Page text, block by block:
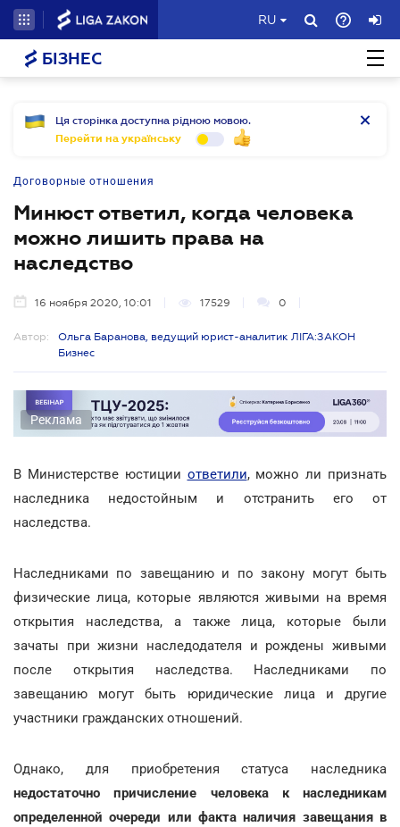
RU
БІЗНЕС
Ця сторінка доступна рідною мовою.
Перейти на українську
Договорные отношения
Минюст ответил, когда человека
можно лишить права на
наследство
16 ноября 2020, 10:01 17529 0
Автор:
Ольга Баранова, ведущий юрист-аналитик ЛІГА:ЗАКОН
Бизнес
Реклама
В Министерстве юстиции ответили, можно ли признать
наследника недостойным и отстранить его от
наследства.
Наследниками по завещанию и по закону могут быть
физические лица, которые являются живыми на время
открытия наследства, а также лица, которые были
зачаты при жизни наследодателя и рождены живыми
после открытия наследства. Наследниками по
завещанию могут быть юридические лица и другие
участники гражданских отношений.
Однако, для приобретения статуса наследника
недостаточно причисление человека к наследникам
определенной очереди или факта наличия завещания в